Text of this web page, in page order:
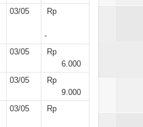
03/05 Rp
-
03/05
Rp
6.000
03/05
Rp
9.000
03/05 Rp